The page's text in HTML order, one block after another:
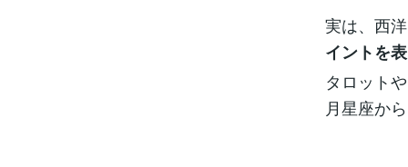
実は、西
イントを
タロット
月星座か